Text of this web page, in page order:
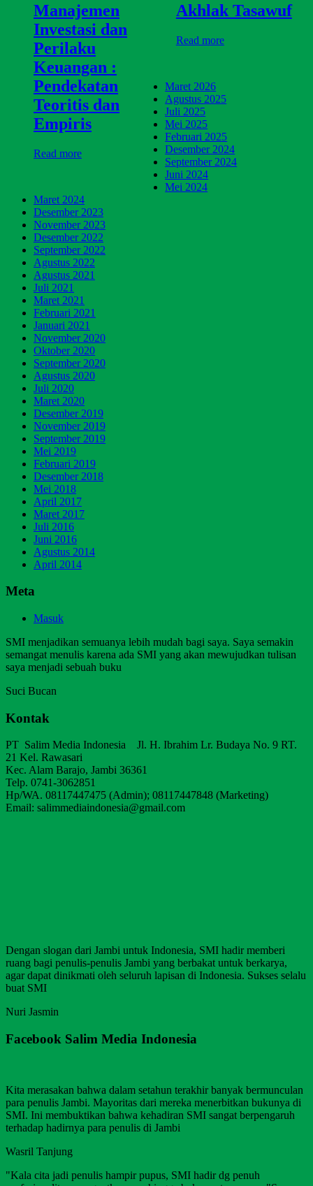
Manajemen
Investasi dan
Perilaku
Keuangan :
Pendekatan
Teoritis dan
Empiris
Read more
Akhlak Tasawuf
Read more
Maret 2026
Agustus 2025
Juli 2025
Mei 2025
Februari 2025
Desember 2024
September 2024
Juni 2024
Mei 2024
Maret 2024
Desember 2023
November 2023
Desember 2022
September 2022
Agustus 2022
Agustus 2021
Juli 2021
Maret 2021
Februari 2021
Januari 2021
November 2020
Oktober 2020
September 2020
Agustus 2020
Juli 2020
Maret 2020
Desember 2019
November 2019
September 2019
Mei 2019
Februari 2019
Desember 2018
Mei 2018
April 2017
Maret 2017
Juli 2016
Juni 2016
Agustus 2014
April 2014
Meta
Masuk
SMI menjadikan semuanya lebih mudah bagi saya. Saya semakin
semangat menulis karena ada SMI yang akan mewujudkan tulisan
saya menjadi sebuah buku
Suci Bucan
Kontak
PT Salim Media Indonesia Jl. H. Ibrahim Lr. Budaya No. 9 RT.
21 Kel. Rawasari
Kec. Alam Barajo, Jambi 36361
Telp. 0741-3062851
Hp/WA. 08117447475 (Admin); 08117447848 (Marketing)
Email: salimmediaindonesia@gmail.com
Dengan slogan dari Jambi untuk Indonesia, SMI hadir memberi
ruang bagi penulis-penulis Jambi yang berbakat untuk berkarya,
agar dapat dinikmati oleh seluruh lapisan di Indonesia. Sukses selalu
buat SMI
Nuri Jasmin
Facebook Salim Media Indonesia
Kita merasakan bahwa dalam setahun terakhir banyak bermunculan
para penulis Jambi. Mayoritas dari mereka menerbitkan bukunya di
SMI. Ini membuktikan bahwa kehadiran SMI sangat berpengaruh
terhadap hadirnya para penulis di Jambi
Wasril Tanjung
"Kala cita jadi penulis hampir pupus, SMI hadir dg penuh